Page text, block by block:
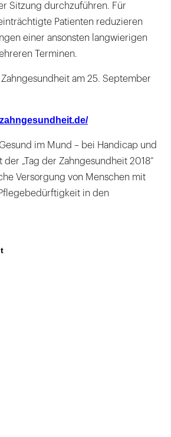
Sitzung durchzuführen. Für
Patienten reduzieren
einer ansonsten langwierigen
Terminen.
am 25. September
im Mund – bei Handicap und
der „Tag der Zahngesundheit 2018“
Versorgung von Menschen mit
in den